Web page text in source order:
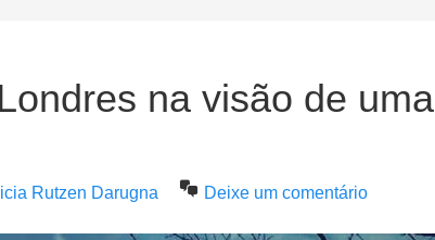
na visão de uma
Rutzen Darugna Deixe um comentário